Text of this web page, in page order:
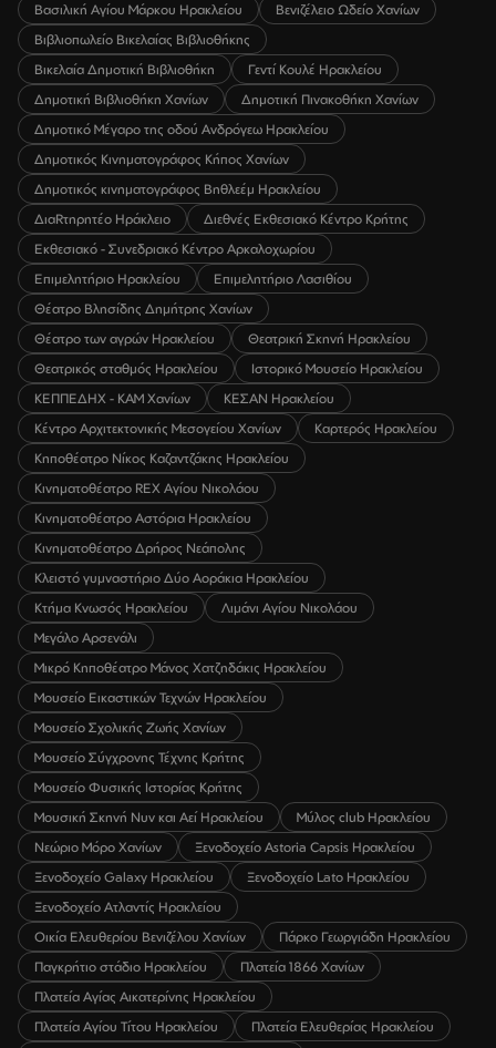
Βασιλική Αγίου Μάρκου Ηρακλείου
Βενιζέλειο Ωδείο Χανίων
Βιβλιοπωλείο Βικελαίας Βιβλιοθήκης
Βικελαία Δημοτική Βιβλιοθήκη
Γεντί Κουλέ Ηρακλείου
Δημοτική Βιβλιοθήκη Χανίων
Δημοτική Πινακοθήκη Χανίων
Δημοτικό Μέγαρο της οδού Ανδρόγεω Ηρακλείου
Δημοτικός Κινηματογράφος Κήπος Χανίων
Δημοτικός κινηματογράφος Βηθλεέμ Ηρακλείου
ΔιαRτηρητέο Ηράκλειο
Διεθνές Εκθεσιακό Κέντρο Κρήτης
Εκθεσιακό - Συνεδριακό Κέντρο Αρκαλοχωρίου
Επιμελητήριο Ηρακλείου
Επιμελητήριο Λασιθίου
Θέατρο Βλησίδης Δημήτρης Χανίων
Θέατρο των αγρών Ηρακλείου
Θεατρική Σκηνή Ηρακλείου
Θεατρικός σταθμός Ηρακλείου
Ιστορικό Μουσείο Ηρακλείου
ΚΕΠΠΕΔΗΧ - ΚΑΜ Χανίων
ΚΕΣΑΝ Ηρακλείου
Κέντρο Αρχιτεκτονικής Μεσογείου Χανίων
Καρτερός Ηρακλείου
Κηποθέατρο Νίκος Καζαντζάκης Ηρακλείου
Κινηματοθέατρο REX Αγίου Νικολάου
Κινηματοθέατρο Αστόρια Ηρακλείου
Κινηματοθέατρο Δρήρος Νεάπολης
Κλειστό γυμναστήριο Δύο Αοράκια Ηρακλείου
Κτήμα Κνωσός Ηρακλείου
Λιμάνι Αγίου Νικολάου
Μεγάλο Αρσενάλι
Μικρό Κηποθέατρο Μάνος Χατζηδάκις Ηρακλείου
Μουσείο Εικαστικών Τεχνών Ηρακλείου
Μουσείο Σχολικής Ζωής Χανίων
Μουσείο Σύγχρονης Τέχνης Κρήτης
Μουσείο Φυσικής Ιστορίας Κρήτης
Μουσική Σκηνή Νυν και Αεί Ηρακλείου
Μύλος club Ηρακλείου
Νεώριο Μόρο Χανίων
Ξενοδοχείο Astoria Capsis Ηρακλείου
Ξενοδοχείο Galaxy Ηρακλείου
Ξενοδοχείο Lato Ηρακλείου
Ξενοδοχείο Ατλαντίς Ηρακλείου
Οικία Ελευθερίου Βενιζέλου Χανίων
Πάρκο Γεωργιάδη Ηρακλείου
Παγκρήτιο στάδιο Ηρακλείου
Πλατεία 1866 Χανίων
Πλατεία Αγίας Αικατερίνης Ηρακλείου
Πλατεία Αγίου Τίτου Ηρακλείου
Πλατεία Ελευθερίας Ηρακλείου